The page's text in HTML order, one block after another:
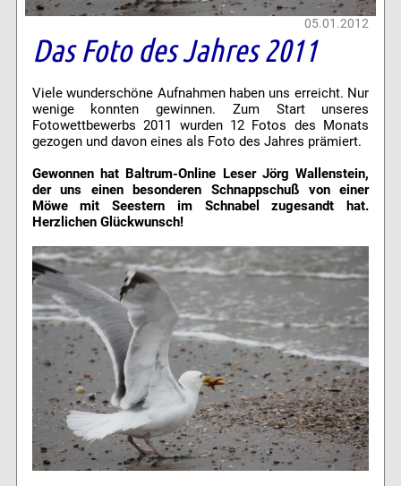
05.01.2012
Das Foto des Jahres 2011
Viele wunderschöne Aufnahmen haben uns erreicht. Nur
wenige konnten gewinnen. Zum Start unseres
Fotowettbewerbs 2011 wurden 12 Fotos des Monats
gezogen und davon eines als Foto des Jahres prämiert.
Gewonnen hat Baltrum-Online Leser Jörg Wallenstein,
der uns einen besonderen Schnappschuß von einer
Möwe mit Seestern im Schnabel zugesandt hat.
Herzlichen Glückwunsch!